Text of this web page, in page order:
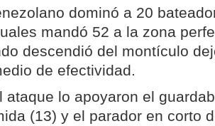
dominó a 20
mandó 52 a la zona
descendió del montículo
de efectividad.
ataque lo apoyaron el
(13) y el parador en corto